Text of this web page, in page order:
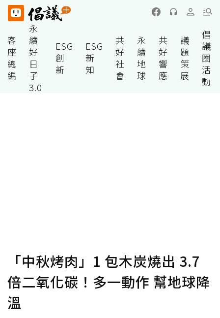
客
座
總
編
永
續
好
日
子
3.0
ESG
創
新
ESG
新
知
共
好
社
會
永
續
地
球
共
好
響
應
議
題
策
展
倡
議
圈
活
動
「中秋烤肉」1 包木炭燒出 3.7
倍二氧化碳！多一動作 幫地球降
溫